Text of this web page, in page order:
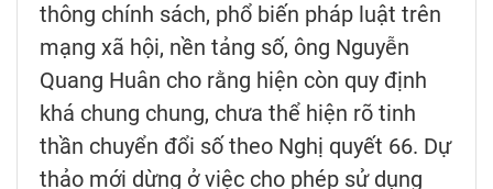
thông chính sách, phổ biến pháp luật trên
mạng xã hội, nền tảng số, ông Nguyễn
Quang Huân cho rằng hiện còn quy định
khá chung chung, chưa thể hiện rõ tinh
thần chuyển đổi số theo Nghị quyết 66. Dự
thảo mới dừng ở việc cho phép sử dụng